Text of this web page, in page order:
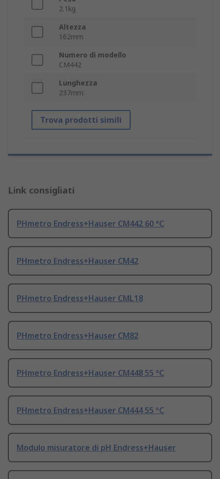
2.1kg
Altezza
162mm
Numero di modello
CM442
Lunghezza
237mm
Trova prodotti simili
Link consigliati
PHmetro Endress+Hauser CM442 60 °C
PHmetro Endress+Hauser CM42
PHmetro Endress+Hauser CML18
PHmetro Endress+Hauser CM82
PHmetro Endress+Hauser CM448 55 °C
PHmetro Endress+Hauser CM444 55 °C
Modulo misuratore di pH Endress+Hauser